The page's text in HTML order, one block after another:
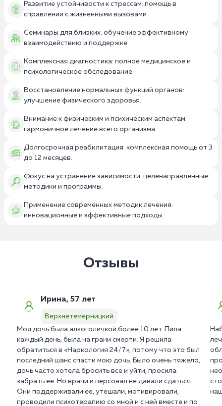
Развитие устойчивости к стрессам: помощь в
справлении с жизненными вызовами.
Семинары для близких: обучение эффективному
взаимодействию и поддержке.
Комплексная диагностика: полное медицинское и
психологическое обследование.
Восстановление нормальных функций органов:
улучшение физического здоровья.
Внимание к физическим и психическим аспектам:
гармоничное лечение всего организма.
Долгосрочная реабилитация: комплексная помощь от 3
до 12 месяцев.
Фокус на устранение зависимости: целенаправленные
методики и программы.
Применение современных методик лечения:
инновационные и эффективные подходы.
Отзывы
Ирина, 57 лет
Верхнетемерницкий
Моя дочь была алкоголичкой более 10 лет. Пила
каждый день, была на грани смерти. Я решила
обратиться в «Наркология 24/7», потому что это был
последний шанс спасти мою дочь. Было очень тяжело,
дочь часто хотела бросить все и уйти, просила
забрать ее. Но врачи и персонал не давали сдаться.
Они поддерживали ее, утешали, мотивировали,
проводили психотерапию со мной и с ней вместе и по